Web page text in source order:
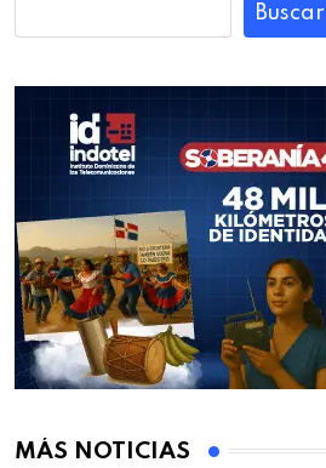
Buscar
MÁS NOTICIAS